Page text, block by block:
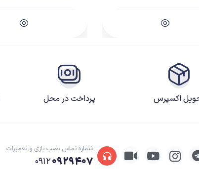
بازیAttack on Titan 2: Final Battle
بر اساس انیمه و مانگای معروف “Attack on Titan” ساخته شده و داستان آن بیشتر از روی فصل‌های دوم و سوم انیمه اقتباس شده است. این بازی توسط
Omega Force
داستان بازی از حمله تایتان‌ها به دیوار ماریا شروع می‌شود که منجر به
اکسپرس پرداخت در محل
شماره تماس نصب بازی و تعمیرات
۰۹۱۲۰۹۲۹۴۰۷